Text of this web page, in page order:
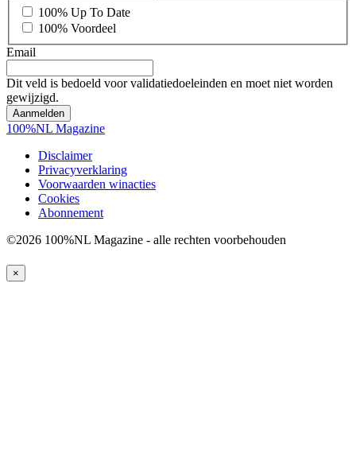
*
100% Up To Date
100% Voordeel
Email
Dit veld is bedoeld voor validatiedoeleinden en moet niet worden
gewijzigd.
100%NL Magazine
Disclaimer
Privacyverklaring
Voorwaarden winacties
Cookies
Abonnement
©2026 100%NL Magazine - alle rechten voorbehouden
×